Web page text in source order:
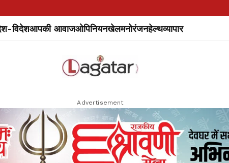
विदेशआपकी आवाजओपिनियनखेलमनोरंजनहेल्थव्यापार
Advertisement